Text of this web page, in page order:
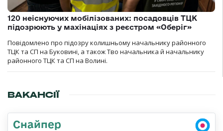
120 неіснуючих мобілізованих: посадовців ТЦК
підозрюють у махінаціях з реєстром «Оберіг»
Повідомлено про підозру колишньому начальнику районного
ТЦК та СП на Буковині, а також Тво начальника й начальнику
районного ТЦК та СП на Волині.
ВАКАНСІЇ
Снайпер